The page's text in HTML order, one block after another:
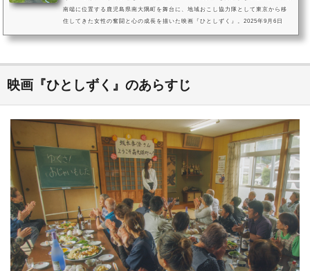
南端に位置する鹿児島県南大隅町を舞台に、地域おこし協力隊として東京から移
住してきた女性の奮闘と心の成長を描いた映画『ひとしずく』。2025年9月6日
映画『ひとしずく』のあらすじ